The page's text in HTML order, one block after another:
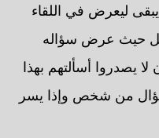
ليعرض في اللقاء
حيث عرض سؤاله
يصدروا أسألتهم بهذا
من شخص وإذا يسر